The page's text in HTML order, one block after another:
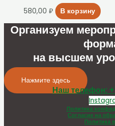
580,00 ₽ В корзину
Организуем
на высшем
Нажмите здесь
Наш телефон:
Политика
Согласие на
Политика